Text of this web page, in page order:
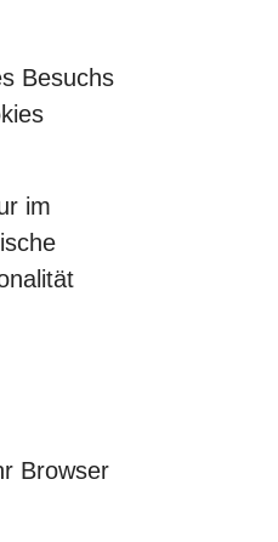
Besuchs
im
Browser